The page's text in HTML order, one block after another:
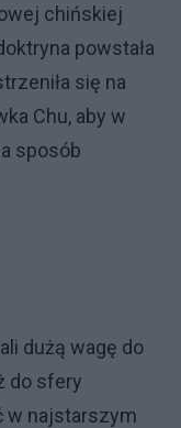
chińskiej
powstała
się na
Chu, aby w
sposób
dużą wagę do
do sfery
w najstarszym